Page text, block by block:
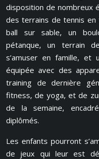
disposition de nombreux
des terrains de tennis
ball sur sable, un
pétanque, un terrain
s’amuser en famille, et
équipée avec des
training de dernière
fitness, de yoga, et de
de la semaine,
diplômés.
Les enfants pourront
de jeux qui leur est